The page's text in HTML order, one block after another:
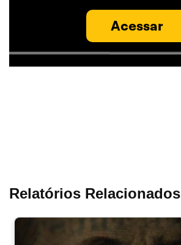
Acessar
Relatórios Relacionados